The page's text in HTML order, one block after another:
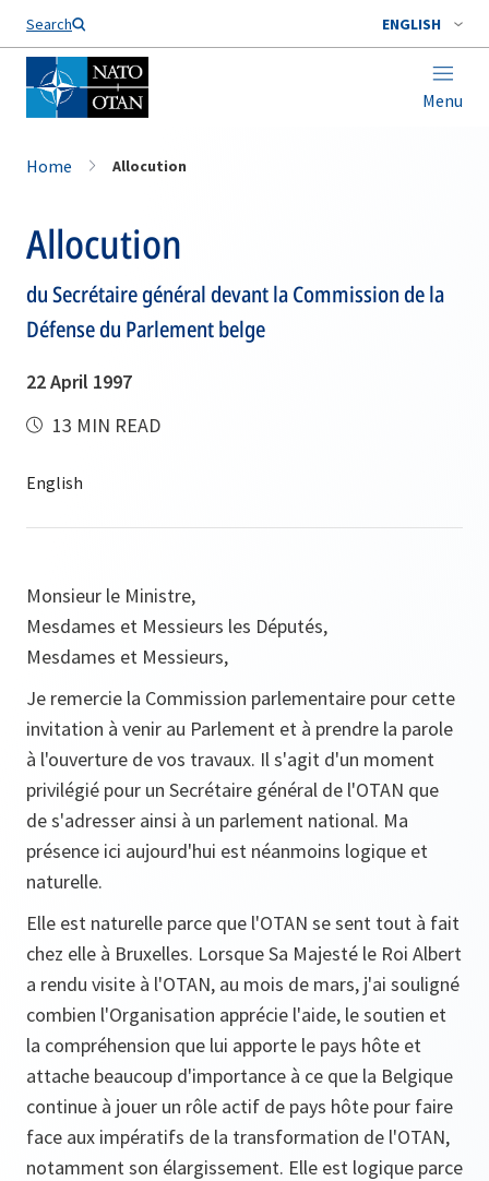
Search ENGLISH
Menu
Home Allocution
Allocution
du Secrétaire général devant la Commission de la
Défense du Parlement belge
22 April 1997
13 MIN READ
Monsieur le Ministre,
Mesdames et Messieurs les Députés,
Mesdames et Messieurs,
Je remercie la Commission parlementaire pour cette
invitation à venir au Parlement et à prendre la parole
à l'ouverture de vos travaux. Il s'agit d'un moment
privilégié pour un Secrétaire général de l'OTAN que
de s'adresser ainsi à un parlement national. Ma
présence ici aujourd'hui est néanmoins logique et
naturelle.
Elle est naturelle parce que l'OTAN se sent tout à fait
chez elle à Bruxelles. Lorsque Sa Majesté le Roi Albert
a rendu visite à l'OTAN, au mois de mars, j'ai souligné
combien l'Organisation apprécie l'aide, le soutien et
la compréhension que lui apporte le pays hôte et
attache beaucoup d'importance à ce que la Belgique
continue à jouer un rôle actif de pays hôte pour faire
face aux impératifs de la transformation de l'OTAN,
notamment son élargissement. Elle est logique parce